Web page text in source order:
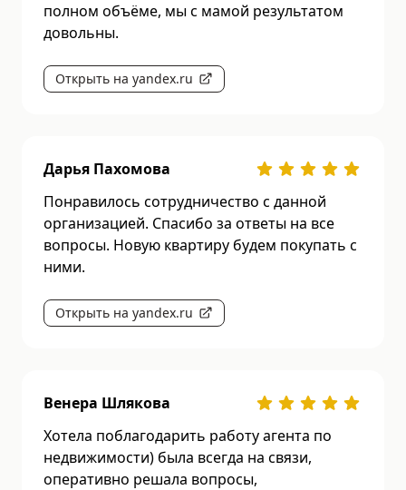
полном объёме, мы с мамой результатом
довольны.
Открыть на yandex.ru
Дарья Пахомова
Понравилось сотрудничество с данной
организацией. Спасибо за ответы на все
вопросы. Новую квартиру будем покупать с
ними.
Открыть на yandex.ru
Венера Шлякова
Хотела поблагодарить работу агента по
недвижимости) была всегда на связи,
оперативно решала вопросы,